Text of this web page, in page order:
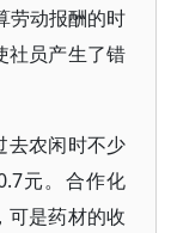
劳动报酬的时
社员产生了错
去农闲时不少
元。合作化
可是药材的收